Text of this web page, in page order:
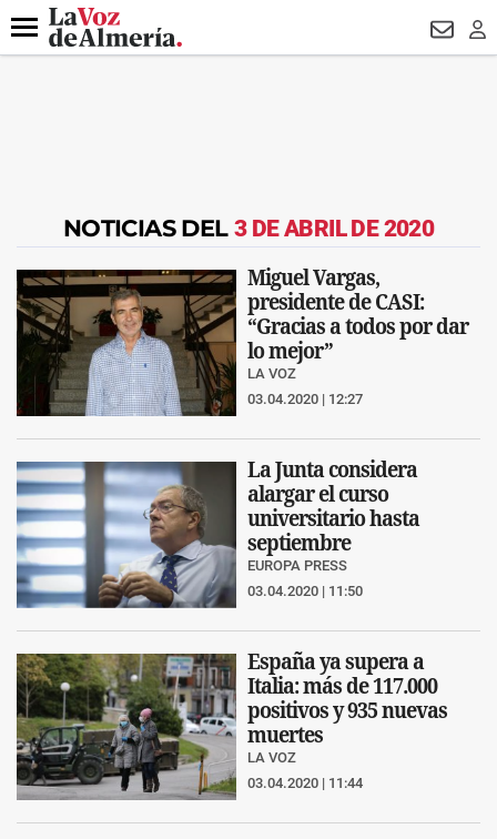
DESTACADO TURISMO
Menú
NOTICIAS DEL 3 DE ABRIL DE 2020
Miguel Vargas,
presidente de CASI:
“Gracias a todos por dar
lo mejor”
LA VOZ
03.04.2020 | 12:27
La Junta considera
alargar el curso
universitario hasta
septiembre
EUROPA PRESS
03.04.2020 | 11:50
España ya supera a
Italia: más de 117.000
positivos y 935 nuevas
muertes
LA VOZ
03.04.2020 | 11:44